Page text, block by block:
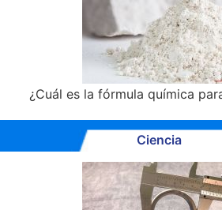
¿Cuál es la fórmula química
Ciencia